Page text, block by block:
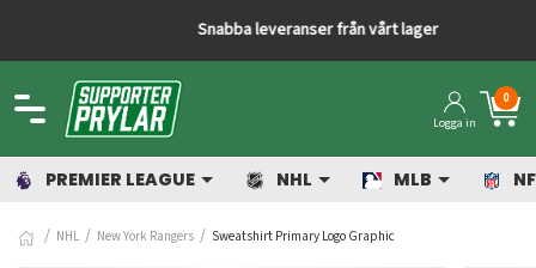
Snabba leveranser från vårt lager
Logga in
0
PREMIER LEAGUE NHL MLB
NHL New York Rangers Sweatshirt Primary Logo Graphic